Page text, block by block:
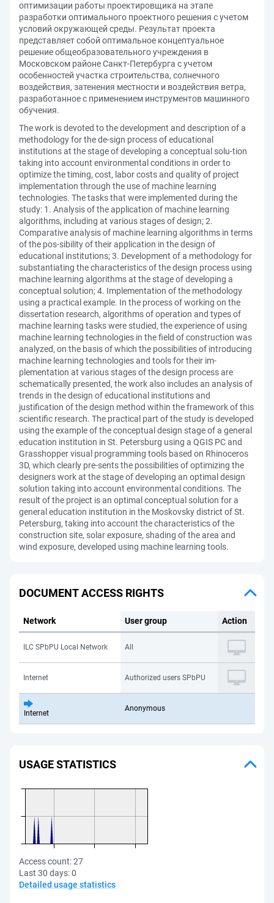
оптимизации работы проектировщика на этапе
разработки оптимального проектного решения с учетом
условий окружающей среды. Результат проекта
представляет собой оптимальное концептуальное
решение общеобразовательного учреждения в
Московском районе Санкт-Петербурга с учетом
особенностей участка строительства, солнечного
воздействия, затенения местности и воздействия ветра,
разработанное с применением инструментов машинного
обучения.
The work is devoted to the development and description of a
methodology for the de-sign process of educational
institutions at the stage of developing a conceptual solu-tion
taking into account environmental conditions in order to
optimize the timing, cost, labor costs and quality of project
implementation through the use of machine learning
technologies. The tasks that were implemented during the
study: 1. Analysis of the application of machine learning
algorithms, including at various stages of design; 2.
Comparative analysis of machine learning algorithms in terms
of the pos-sibility of their application in the design of
educational institutions; 3. Development of a methodology for
substantiating the characteristics of the design process using
machine learning algorithms at the stage of developing a
conceptual solution; 4. Implementation of the methodology
using a practical example. In the process of working on the
dissertation research, algorithms of operation and types of
machine learning tasks were studied, the experience of using
machine learning technologies in the field of construction was
analyzed, on the basis of which the possibilities of introducing
machine learning technologies and tools for their im-
plementation at various stages of the design process are
schematically presented, the work also includes an analysis of
trends in the design of educational institutions and
justification of the design method within the framework of this
scientific research. The practical part of the study is developed
using the example of the conceptual design stage of a general
education institution in St. Petersburg using a QGIS PC and
Grasshopper visual programming tools based on Rhinoceros
3D, which clearly pre-sents the possibilities of optimizing the
designers work at the stage of developing an optimal design
solution taking into account environmental conditions. The
result of the project is an optimal conceptual solution for a
general education institution in the Moskovsky district of St.
Petersburg, taking into account the characteristics of the
construction site, solar exposure, shading of the area and
wind exposure, developed using machine learning tools.
DOCUMENT ACCESS RIGHTS
Network User group Action
ILC SPbPU Local Network All
Internet Authorized users SPbPU
Internet
Anonymous
USAGE STATISTICS
Access count:27
Last 30 days:0
Detailed usage statistics